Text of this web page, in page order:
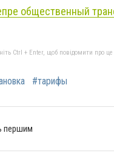
общественный
Ctrl + Enter, щоб повідомити про
#тарифы
першим